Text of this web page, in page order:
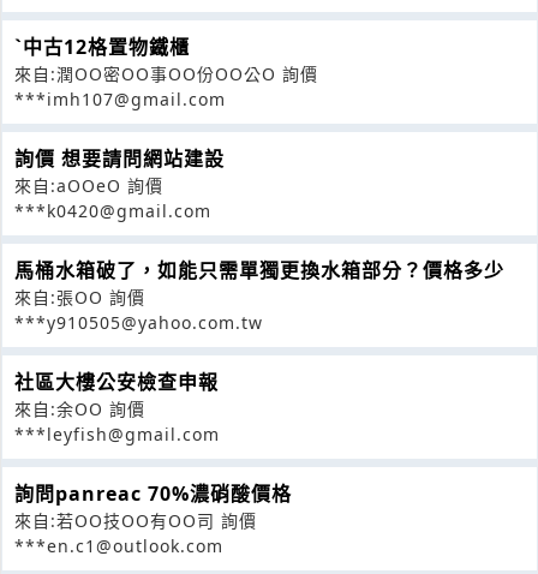
ˋ中古12格置物鐵櫃
來自:潤OO密OO事OO份OO公O 詢價
***imh107@gmail.com
詢價 想要請問網站建設
來自:aOOeO 詢價
***k0420@gmail.com
馬桶水箱破了，如能只需單獨更換水箱部分？價格多少
來自:張OO 詢價
***y910505@yahoo.com.tw
社區大樓公安檢查申報
來自:余OO 詢價
***leyfish@gmail.com
詢問panreac 70%濃硝酸價格
來自:若OO技OO有OO司 詢價
***en.c1@outlook.com